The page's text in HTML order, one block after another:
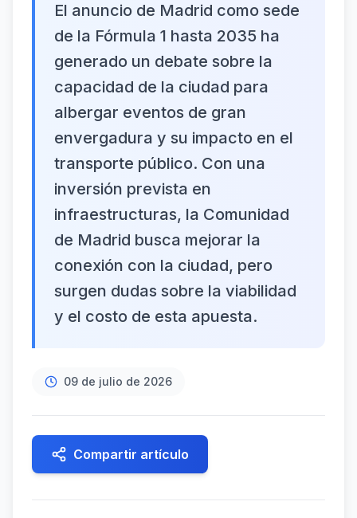
El anuncio de Madrid como sede
de la Fórmula 1 hasta 2035 ha
generado un debate sobre la
capacidad de la ciudad para
albergar eventos de gran
envergadura y su impacto en el
transporte público. Con una
inversión prevista en
infraestructuras, la Comunidad
de Madrid busca mejorar la
conexión con la ciudad, pero
surgen dudas sobre la viabilidad
y el costo de esta apuesta.
09 de julio de 2026
Compartir artículo